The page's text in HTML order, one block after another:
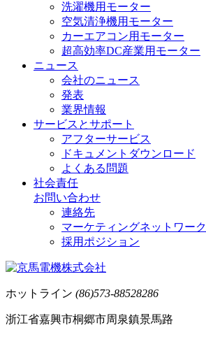
洗濯機用モーター
空気清浄機用モーター
カーエアコン用モーター
超高効率DC産業用モーター
ニュース
会社のニュース
発表
業界情報
サービスとサポート
アフターサービス
ドキュメントダウンロード
よくある問題
社会責任
お問い合わせ
連絡先
マーケティングネットワーク
採用ポジション
ホットライン (86)573-88528286
浙江省嘉興市桐郷市周泉鎮景馬路